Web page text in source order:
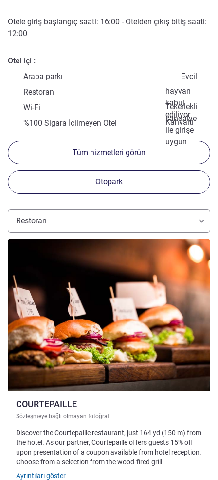
Otele giriş başlangıç saati: 16:00 - Otelden çıkış bitiş saati:
12:00
Otel içi
Araba parkı
Evcil
hayvan
kabul
ediliyor
Restoran
Tekerlekli
sandalye
ile girişe
uygun
Wi-Fi
Kahvaltı
%100 Sigara İçilmeyen Otel
Tüm hizmetleri görün
Otopark
Restoran
COURTEPAILLE
Sözleşmeye bağlı olmayan fotoğraf
Ayrıntıları göster
Discover the Courtepaille restaurant, just 164 yd (150 m) from
the hotel. As our partner, Courtepaille offers guests 15% off
upon presentation of a coupon available from hotel reception.
Choose from a selection from the wood-fired grill.
Ayrıntıları göster